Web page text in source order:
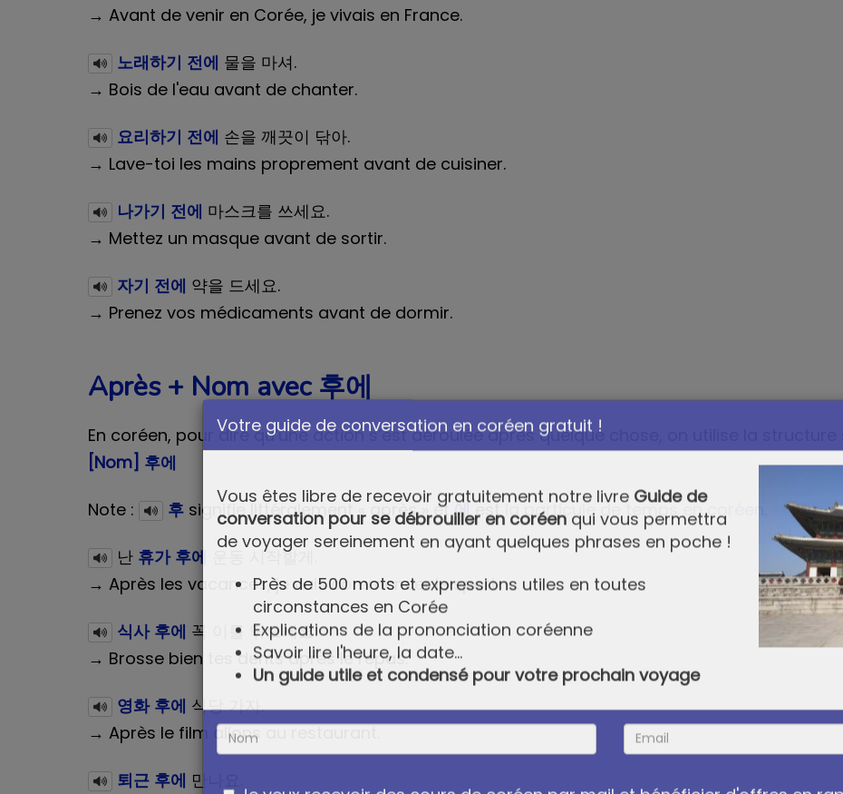
→ Avant de venir en Corée, je vivais en France.
노래하기 전에 물을 마셔.
→ Bois de l'eau avant de chanter.
요리하기 전에 손을 깨끗이 닦아.
→ Lave-toi les mains proprement avant de cuisiner.
나가기 전에 마스크를 쓰세요.
→ Mettez un masque avant de sortir.
자기 전에 약을 드세요.
→ Prenez vos médicaments avant de dormir.
Après + Nom avec 후에
En coréen, pour dire qu’une action s’est déroulée après quelque chose, on utilise la structure
[Nom] 후에
Note : 후 signifie littéralement « après » et에est la particule de temps en coréen
난 휴가 후에
운동 시작할게.
→ Après les vacances, je vais commencer le sport.
식사 후에 꼭 이를 닦으세요.
→ Brosse bien tes dents après le repas.
영화 후에 식당 가자.
→ Après le film allons au restaurant.
퇴근 후에 만나요.
Vous êtes libre de recevoir gratuitement notre livreGuide de
conversation pour se débrouiller en coréen qui vous permettra
de voyager sereinement en ayant quelques phrases en poche !
Près de 500 mots et expressions utiles en toutes
circonstances en Corée
Explications de la prononciation coréenne
Savoir lire l'heure, la date...
Un guide utile et condensé pour votre prochain voyage